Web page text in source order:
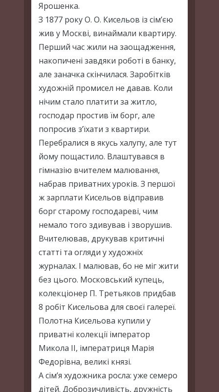
Ярошенка.
З 1877 року О. О. Кисельов із сім’єю
жив у Москві, винаймали квартиру.
Перший час жили на заощадження,
накопичені завдяки роботі в банку,
але заначка скінчилася. Заробітків
художній промисел не давав. Коли
нічим стало платити за житло,
господар простив їм борг, але
попросив з’їхати з квартири.
Перебралися в якусь халупу, але тут
йому пощастило. Влаштувався в
гімназію вчителем малювання,
набрав приватних уроків. З першої
ж зарплати Кисельов відправив
борг старому господареві, чим
немало того здивував і зворушив.
Вчителював, друкував критичні
статті та огляди у художніх
журналах. І малював, бо не міг жити
без цього. Московський купець,
колекціонер П. Третьяков придбав
8 робіт Кисельова для своєї галереї.
Полотна Кисельова купили у
приватні колекції імператор
Микола II, імператриця Марія
Федорівна, великі князі.
А сім’я художника росла: уже семеро
дітей. Доброзичливість, дружність